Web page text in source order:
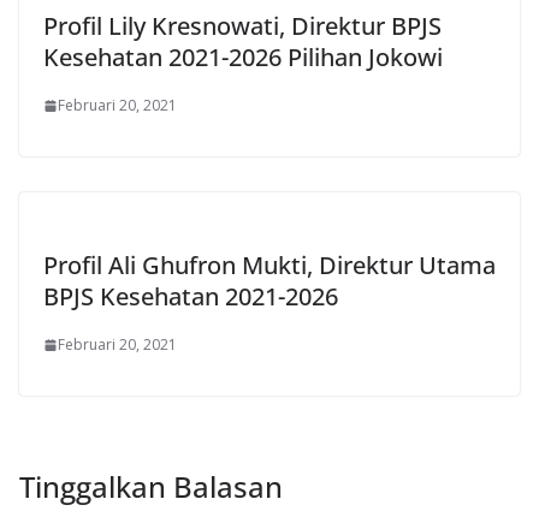
Profil Lily Kresnowati, Direktur BPJS
Kesehatan 2021-2026 Pilihan Jokowi
Februari 20, 2021
Profil Ali Ghufron Mukti, Direktur Utama
BPJS Kesehatan 2021-2026
Februari 20, 2021
Tinggalkan Balasan